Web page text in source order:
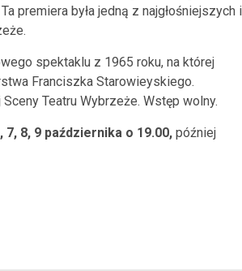
premiera była jedną z najgłośniejszych i
spektaklu z 1965 roku, na której
Franciszka Starowieyskiego.
Teatru Wybrzeże. Wstęp wolny.
8, 9 października o 19.00, później